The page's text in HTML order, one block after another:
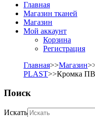
Главная
Магазин тканей
Магазин
Мой аккаунт
Корзина
Регистрация
Главная>>Магазин
PLAST>>Кромка
Поиск
Искать